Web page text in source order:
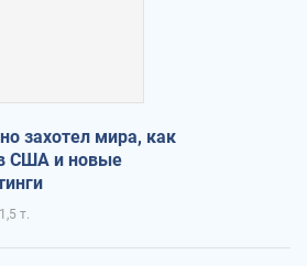
захотел мира, как
США и новые
1,5 т.